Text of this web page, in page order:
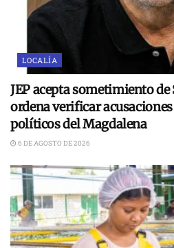
LOCALÍA
JEP acepta sometimiento de
ordena verificar
políticos del Magdalena
6 DE AGOSTO DE 2026